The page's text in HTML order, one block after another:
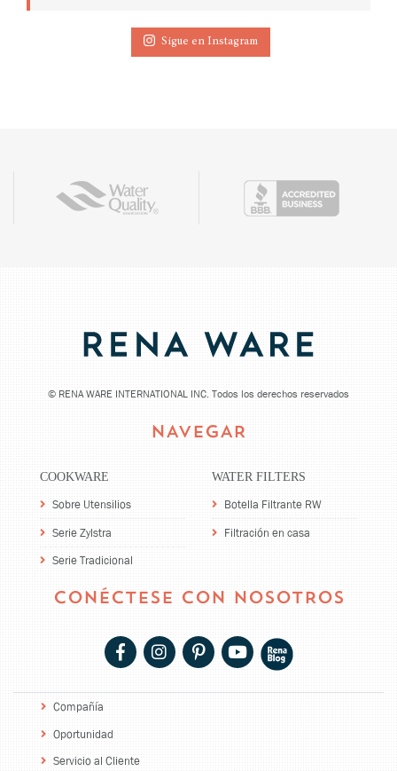
Sigue en Instagram
© RENA WARE INTERNATIONAL INC. Todos los derechos reservados
NAVEGAR
COOKWARE
Sobre Utensilios
Serie Zylstra
Serie Tradicional
WATER FILTERS
Botella Filtrante RW
Filtración en casa
CONÉCTESE CON NOSOTROS
Compañía
Oportunidad
Servicio al Cliente